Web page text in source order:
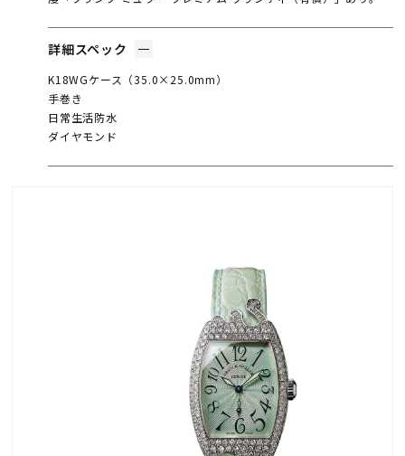
詳細スペック
K18WGケース（35.0×25.0mm）
手巻き
日常生活防水
ダイヤモンド